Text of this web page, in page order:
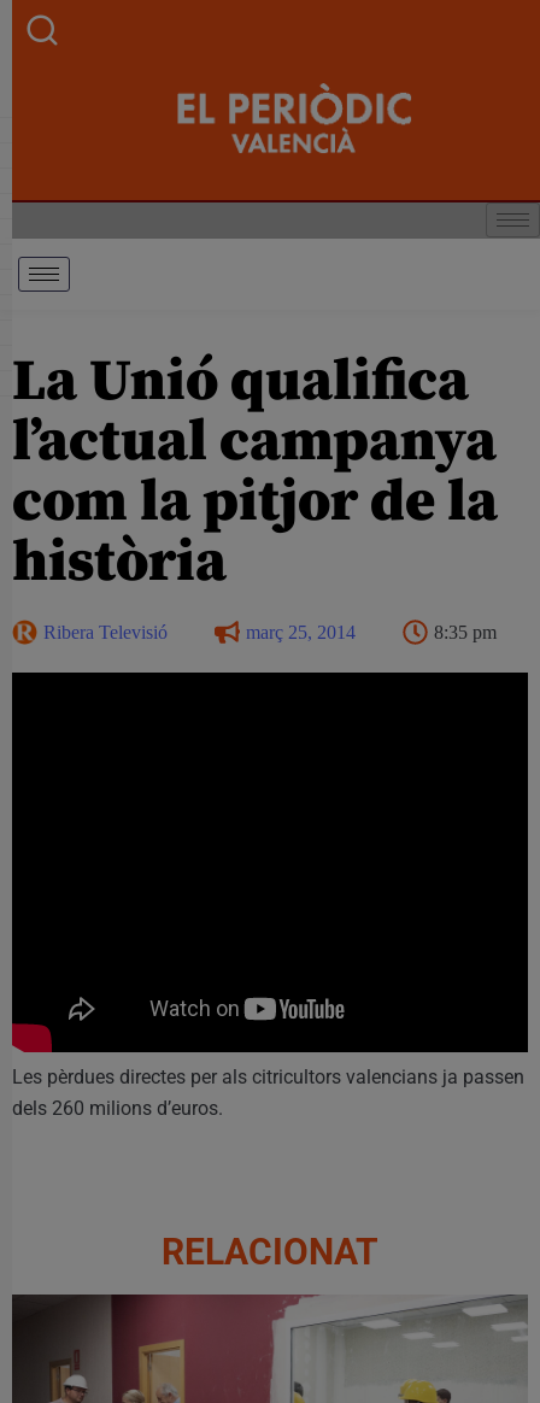
La Unió qualifica
l’actual campanya
com la pitjor de la
història
Ribera Televisió març 25, 2014 8:35 pm
Les pèrdues directes per als citricultors valencians ja passen
dels 260 milions d’euros.
RELACIONAT